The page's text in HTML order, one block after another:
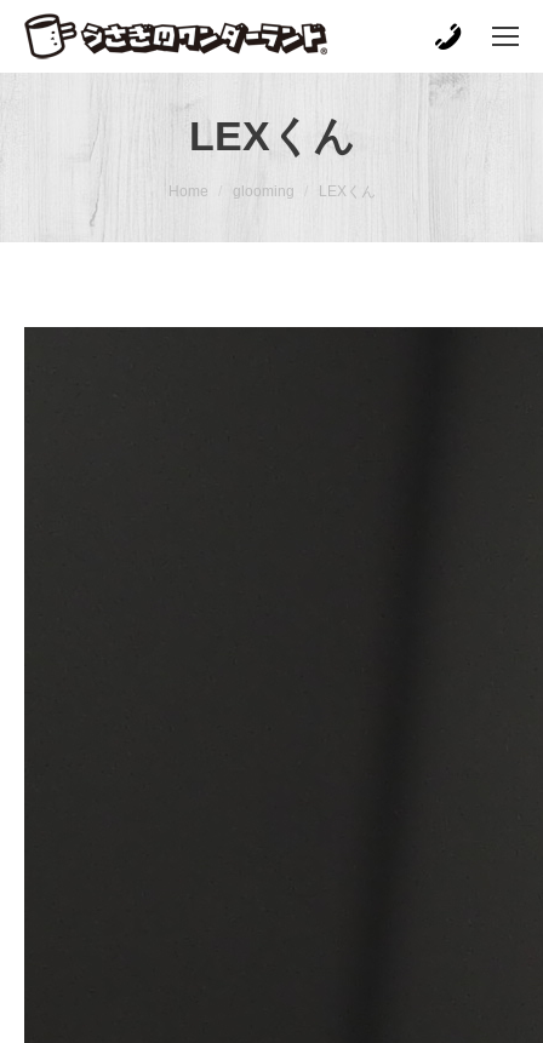
LEXくん
Home glooming LEXくん